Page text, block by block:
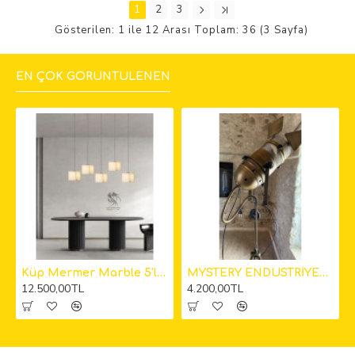
1 2
3
Gösterilen: 1 ile 12 Arası Toplam: 36 (3 Sayfa)
EN ÇOK GÖRÜNTÜLENEN
Küp Mermer Marble 5'li Sarkıt Avize 12cm
12.500,00TL
MYSTERY ENDÜSTRİYEL KAMERA LAMBADER
4.200,00TL